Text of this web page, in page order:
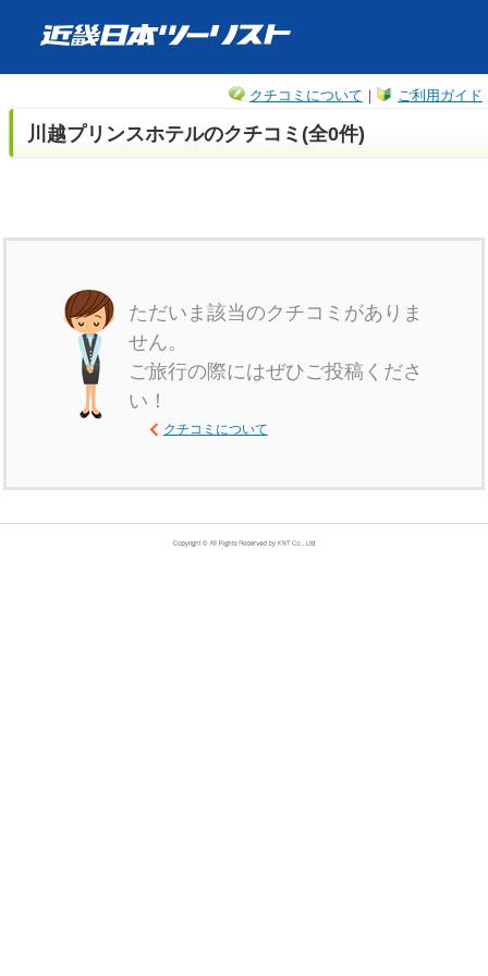
ご利用ガイド
クチコミについて ｜
川越プリンスホテルのクチコミ(全0件)
ただいま該当のクチコミがありま
せん。
ご旅行の際にはぜひご投稿くださ
い！
クチコミについて